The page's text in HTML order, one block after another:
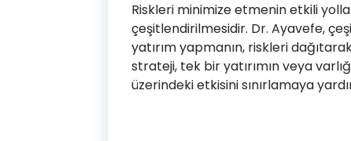
Riskleri minimize etmenin etkili
çeşitlendirilmesidir. Dr. Ayavefe,
yatırım yapmanın, riskleri
strateji, tek bir yatırımın veya
üzerindeki etkisini sınırlamaya